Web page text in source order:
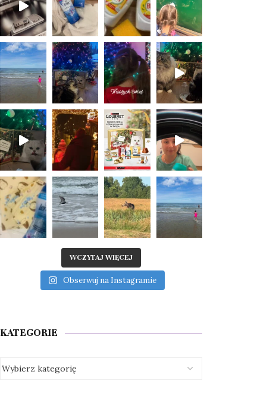
WCZYTAJ WIĘCEJ
Obserwuj na Instagramie
KATEGORIE